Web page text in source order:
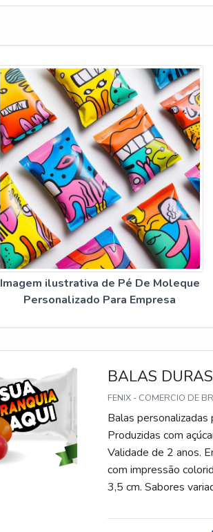
Imagem ilustrativa de Pé De Moleque
Personalizado Para Empresa
BALAS
FENIX - COMERCIO DE
Balas
Produzidas com
Validade de 2 anos.
com impressão
3,5 cm. Sabores